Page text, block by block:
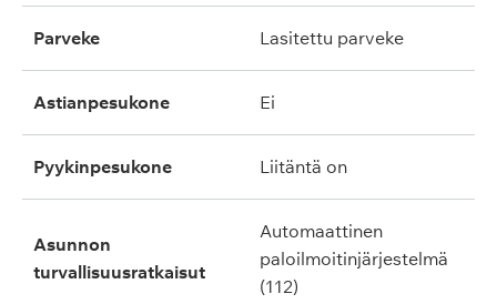
parveke lasitettu parveke
astianpesukone ei
pyykinpesukone liitäntä on
asunnon
turvallisuusratkaisut
automaattinen
paloilmoitinjärjestelmä
(112)